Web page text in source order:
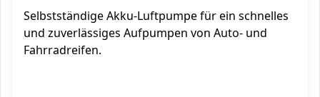
und Schwimmringe
Selbstständige Akku-Luftpumpe für ein schnelles
und zuverlässiges Aufpumpen von Auto- und
Fahrradreifen.